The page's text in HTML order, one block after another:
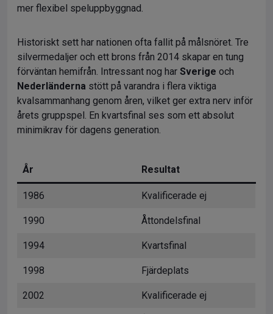
mer flexibel speluppbyggnad.
Historiskt sett har nationen ofta fallit på målsnöret. Tre
silvermedaljer och ett brons från 2014 skapar en tung
förväntan hemifrån. Intressant nog har Sverige och
Nederländerna stött på varandra i flera viktiga
kvalsammanhang genom åren, vilket ger extra nerv inför
årets gruppspel. En kvartsfinal ses som ett absolut
minimikrav för dagens generation.
År Resultat
1986 Kvalificerade ej
1990 Åttondelsfinal
1994 Kvartsfinal
1998 Fjärdeplats
2002 Kvalificerade ej